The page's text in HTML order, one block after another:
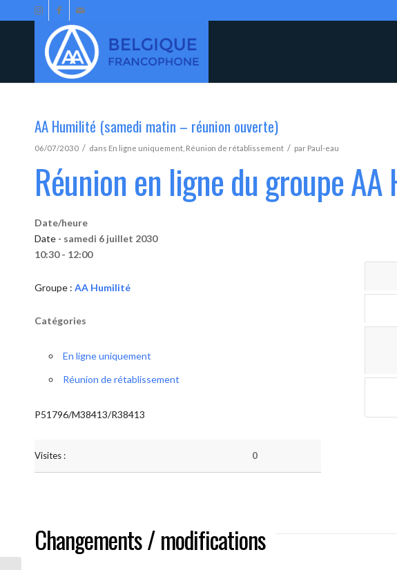
AA Humilité (samedi matin – réunion ouverte)
06/07/2030 / dans En ligne uniquement Réunion de rétablissement / par Paul-eau
Réunion en ligne du groupe
Date/heure
Date - samedi 6 juillet 2030
10:30 - 12:00
Groupe : AA Humilité
Catégories
En ligne uniquement
Réunion de rétablissement
P51796/M38413/R38413
Visites : 0
Changements / modifications